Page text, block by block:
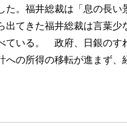
。福井総裁は「息の長
きた福井総裁は言葉少
ている。 政府、日銀の
の所得の移転が進まず